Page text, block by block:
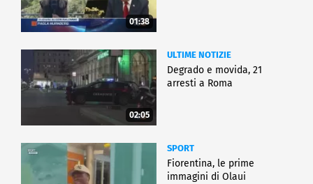
01:38
02:05
ULTIME NOTIZIE
Degrado e movida, 21
arresti a Roma
SPORT
Fiorentina, le prime
immagini di Olaui